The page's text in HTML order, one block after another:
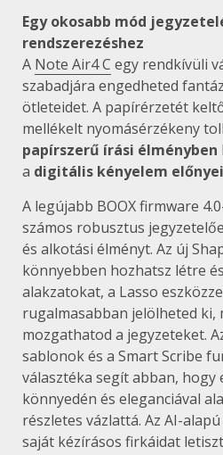
Egy okosabb mód
rendszerezéshez
A Note Air4 C egy rendkívüli
szabadjára engedheted
ötleteidet. A papírérzetét
mellékelt nyomásérzékeny
papírszerű írási élményben
a digitális kényelem
A legújabb BOOX firmware
számos robusztus
és alkotási élményt. Az új
könnyebben hozhatsz létre
alakzatokat, a Lasso
rugalmasabban jelölheted ki,
mozgathatod a jegyzeteket.
sablonok és a Smart Scribe
választéka segít abban,
könnyedén és eleganciával
részletes vázlattá. Az AI-
saját kézírásos firkáidat